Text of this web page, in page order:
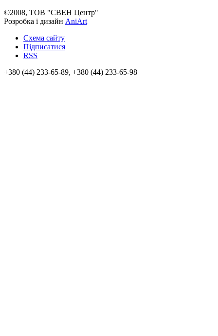
©2008, ТОВ "СВЕН Центр"
Розробка і дизайн AniArt
Схема сайту
Підписатися
RSS
+380 (44) 233-65-89, +380 (44) 233-65-98